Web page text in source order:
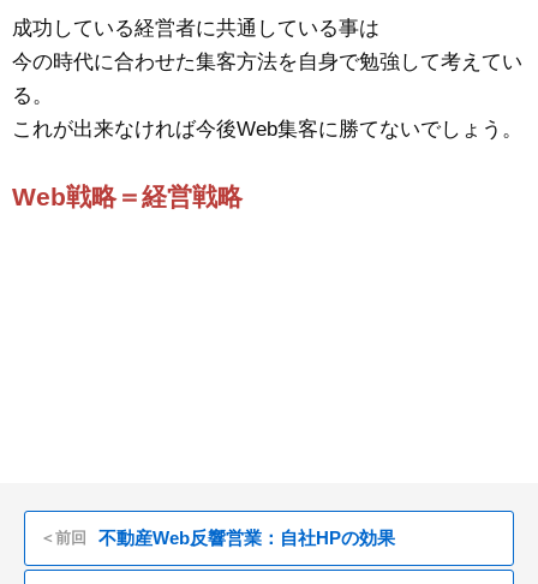
成功している経営者に共通している事は
今の時代に合わせた集客方法を自身で勉強して考えてい
る。
これが出来なければ今後Web集客に勝てないでしょう。
Web戦略＝経営戦略
＜前回 不動産Web反響営業：自社HPの効果